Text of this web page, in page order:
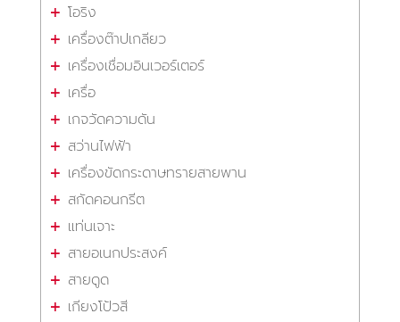
โอริง
เครื่องต๊าปเกลียว
เครื่องเชื่อมอินเวอร์เตอร์
เครื่อ
เกจวัดความดัน
สว่านไฟฟ้า
เครื่องขัดกระดาษทรายสายพาน
สกัดคอนกรีต
แท่นเจาะ
สายอเนกประสงค์
สายดูด
เกียงโป้วสี